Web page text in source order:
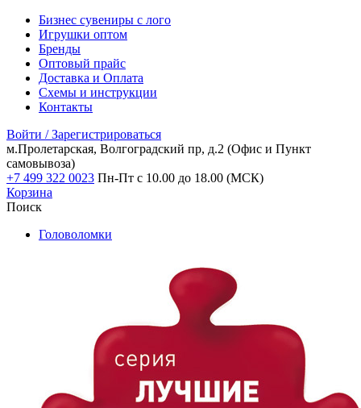
Бизнес сувениры с лого
Игрушки оптом
Бренды
Оптовый прайс
Доставка и Оплата
Схемы и инструкции
Контакты
Войти / Зарегистрироваться
м.Пролетарская, Волгоградский пр, д.2 (Офис и Пункт
самовывоза)
+7 499 322 0023 Пн-Пт с 10.00 до 18.00 (МСК)
Корзина
Поиск
Головоломки